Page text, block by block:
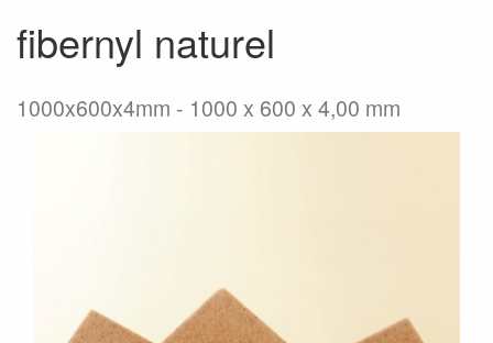
fibernyl naturel
1000x600x4mm 1000 x 600 x 4,00 mm